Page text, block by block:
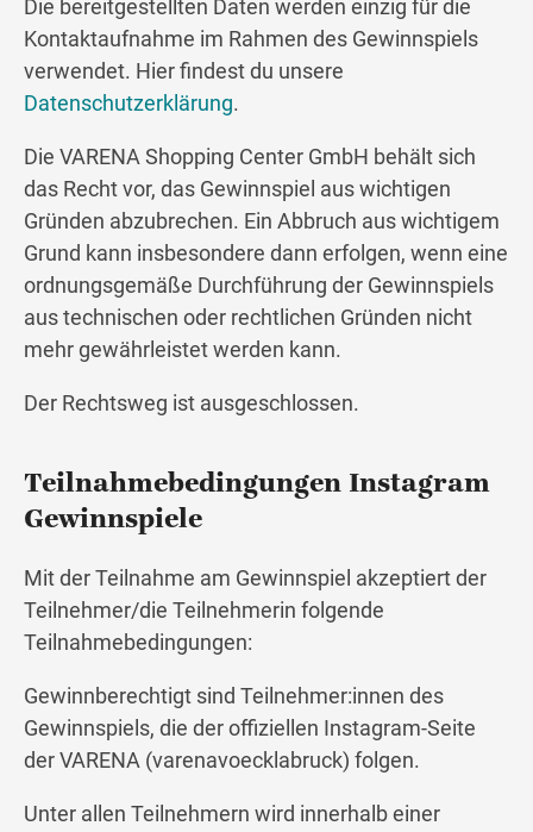
Die bereitgestellten Daten werden einzig für die
Kontaktaufnahme im Rahmen des Gewinnspiels
verwendet. Hier findest du unsere
Datenschutzerklärung.
Die VARENA Shopping Center GmbH behält sich
das Recht vor, das Gewinnspiel aus wichtigen
Gründen abzubrechen. Ein Abbruch aus wichtigem
Grund kann insbesondere dann erfolgen, wenn eine
ordnungsgemäße Durchführung der Gewinnspiels
aus technischen oder rechtlichen Gründen nicht
mehr gewährleistet werden kann.
Der Rechtsweg ist ausgeschlossen.
Teilnahmebedingungen Instagram
Gewinnspiele
Mit der Teilnahme am Gewinnspiel akzeptiert der
Teilnehmer/die Teilnehmerin folgende
Teilnahmebedingungen:
Gewinnberechtigt sind Teilnehmer:innen des
Gewinnspiels, die der offiziellen Instagram-Seite
der VARENA (varenavoecklabruck) folgen.
Unter allen Teilnehmern wird innerhalb einer